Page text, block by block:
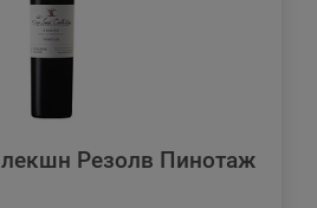
Резолв Пинотаж